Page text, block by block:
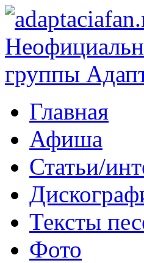
Главная
Афиша
Статьи/
Тексты
Фото